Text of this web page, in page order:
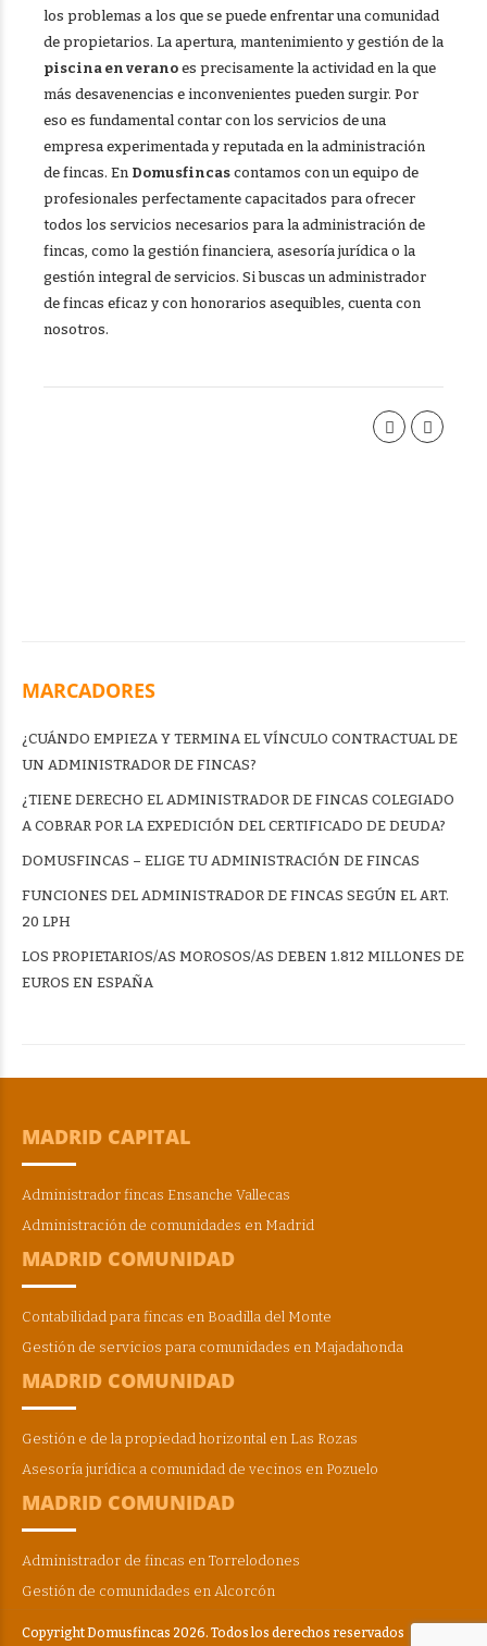
los problemas a los que se puede enfrentar una comunidad
de propietarios. La apertura, mantenimiento y gestión de la
piscina en verano es precisamente la actividad en la que
más desavenencias e inconvenientes pueden surgir. Por
eso es fundamental contar con los servicios de una
empresa experimentada y reputada en la administración
de fincas. En Domusfincas contamos con un equipo de
profesionales perfectamente capacitados para ofrecer
todos los servicios necesarios para la administración de
fincas, como la gestión financiera, asesoría jurídica o la
gestión integral de servicios. Si buscas un administrador
de fincas eficaz y con honorarios asequibles, cuenta con
nosotros.
MARCADORES
¿CUÁNDO EMPIEZA Y TERMINA EL VÍNCULO CONTRACTUAL DE
UN ADMINISTRADOR DE FINCAS?
¿TIENE DERECHO EL ADMINISTRADOR DE FINCAS COLEGIADO
A COBRAR POR LA EXPEDICIÓN DEL CERTIFICADO DE DEUDA?
DOMUSFINCAS – ELIGE TU ADMINISTRACIÓN DE FINCAS
FUNCIONES DEL ADMINISTRADOR DE FINCAS SEGÚN EL ART.
20 LPH
LOS PROPIETARIOS/AS MOROSOS/AS DEBEN 1.812 MILLONES DE
EUROS EN ESPAÑA
MADRID CAPITAL
Administrador fincas Ensanche Vallecas
Administración de comunidades en Madrid
MADRID COMUNIDAD
Contabilidad para fincas en Boadilla del Monte
Gestión de servicios para comunidades en Majadahonda
MADRID COMUNIDAD
Gestión e de la propiedad horizontal en Las Rozas
Asesoría jurídica a comunidad de vecinos en Pozuelo
MADRID COMUNIDAD
Administrador de fincas en Torrelodones
Gestión de comunidades en Alcorcón
Copyright Domusfincas 2026. Todos los derechos reservados